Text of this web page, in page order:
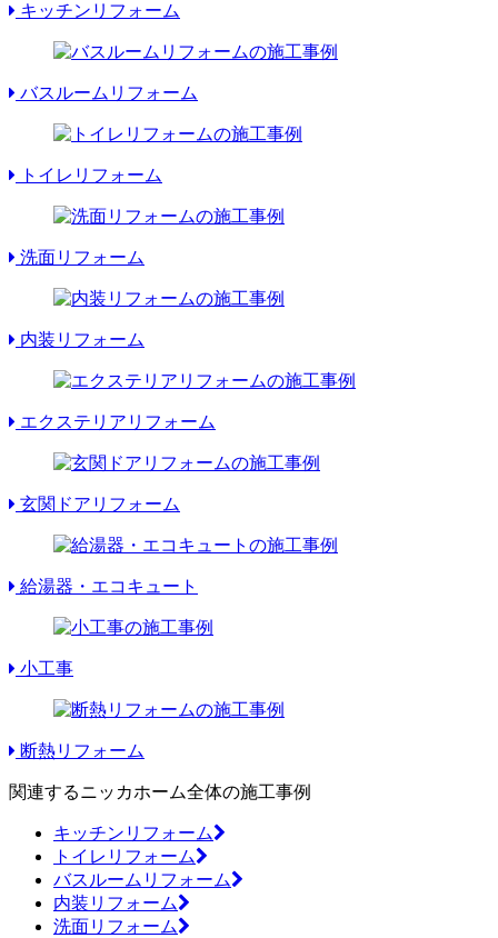
キッチンリフォーム
バスルームリフォーム
トイレリフォーム
洗面リフォーム
内装リフォーム
エクステリアリフォーム
玄関ドアリフォーム
給湯器・エコキュート
小工事
断熱リフォーム
関連するニッカホーム全体の施工事例
キッチンリフォーム
トイレリフォーム
バスルームリフォーム
内装リフォーム
洗面リフォーム